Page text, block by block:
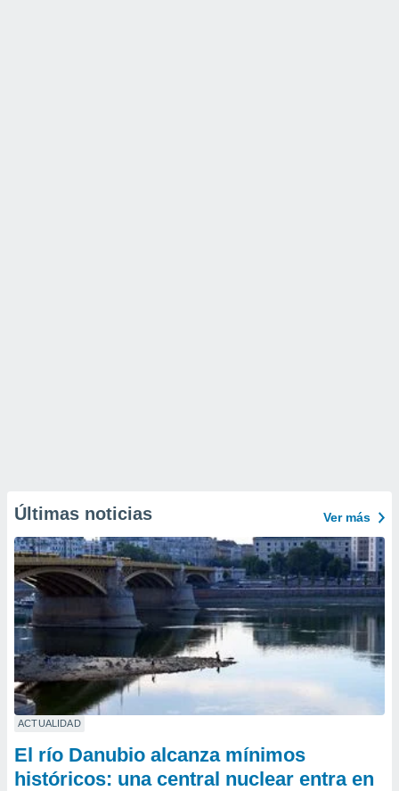
Últimas noticias Ver más
ACTUALIDAD
El río Danubio alcanza mínimos
históricos: una central nuclear entra en